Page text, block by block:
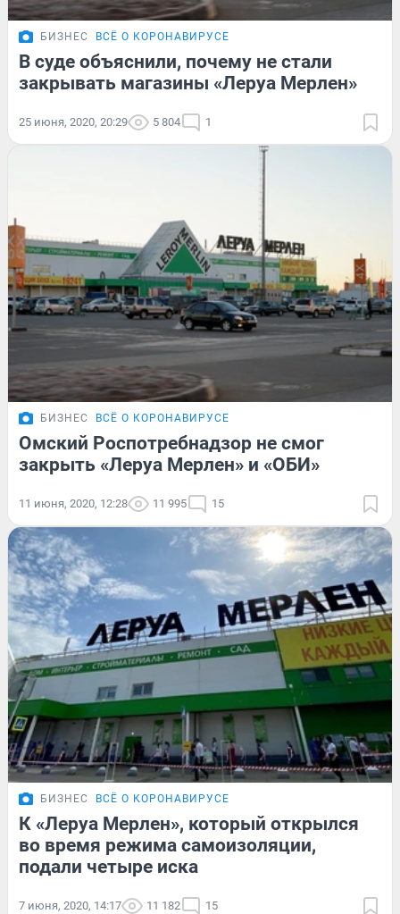
БИЗНЕС ВСЁ О КОРОНАВИРУСЕ
В суде объяснили, почему не стали
закрывать магазины «Леруа Мерлен»
25 июня, 2020, 20:29 5 804 1
БИЗНЕС ВСЁ О КОРОНАВИРУСЕ
Омский Роспотребнадзор не смог
закрыть «Леруа Мерлен» и «ОБИ»
11 июня, 2020, 12:28 11 995 15
БИЗНЕС ВСЁ О КОРОНАВИРУСЕ
К «Леруа Мерлен», который открылся
во время режима самоизоляции,
подали четыре иска
7 июня, 2020, 14:17 11 182 15